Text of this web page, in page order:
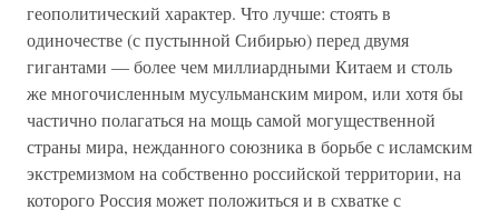
геополитический характер. Что лучше: стоять в
одиночестве (с пустынной Сибирью) перед двумя
гигантами — более чем миллиардными Китаем и столь
же многочисленным мусульманским миром, или хотя бы
частично полагаться на мощь самой могущественной
страны мира, нежданного союзника в борьбе с исламским
экстремизмом на собственно российской территории, на
которого Россия может положиться и в схватке с